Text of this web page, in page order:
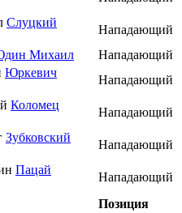
Слуцкий
Нападающий
Михаил
Нападающий
Юркевич
Нападающий
Коломец
Нападающий
Зубковский
Нападающий
Пацай
Нападающий
Позиция